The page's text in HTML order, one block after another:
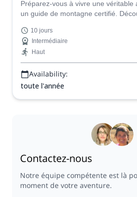
Préparez-vous à vivre une véritable
un guide de montagne certifié.
Licancabur !
10 jours
Intermédiaire
Haut
Availability:
toute l'année
Contactez-nous
Notre équipe compétente est là
moment de votre aventure.